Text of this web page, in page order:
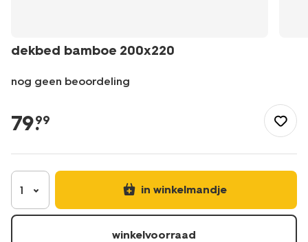
dekbed bamboe 200x220
nog geen beoordeling
be/slapen/beddengoed/dekbedden/dekbed-
bamboe-
5590031.html
79.
99
1 in winkelmandje
winkelvoorraad